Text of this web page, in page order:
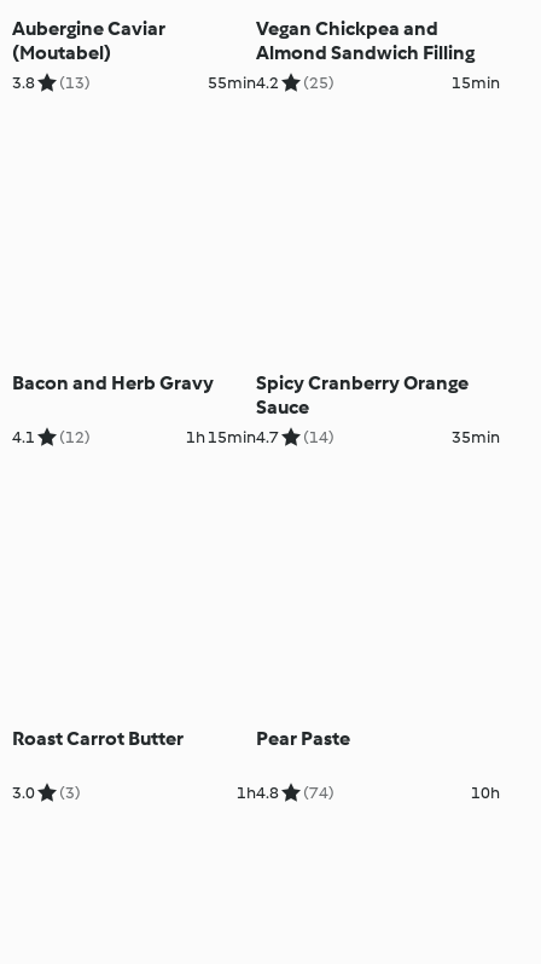
Aubergine Caviar
(Moutabel)
3.8 (13) 55min
Vegan Chickpea and
Almond Sandwich Filling
4.2 (25) 15min
Bacon and Herb Gravy
4.1 (12) 1h 15min
Spicy Cranberry Orange
Sauce
4.7 (14) 35min
Roast Carrot Butter
3.0 (3) 1h
Pear Paste
4.8 (74) 10h